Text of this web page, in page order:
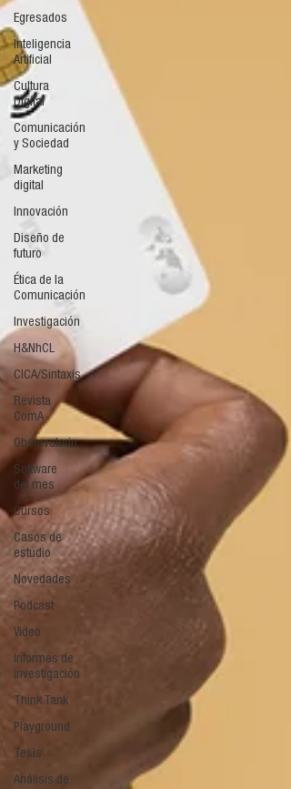
Egresados
Inteligencia
Artificial
Cultura
Digital
Comunicación
y Sociedad
Marketing
digital
Innovación
Diseño de
futuro
Ética de la
Comunicación
Investigación
H&NhCL
CICA/Sintaxis
Revista
ComA
Observatorio
Software
del mes
Cursos
Casos de
estudio
Novedades
Podcast
Video
Informes de
investigación
Think Tank
Playground
Tesis
Análisis de